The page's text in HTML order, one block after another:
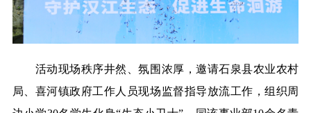
活动现场秩序井然、氛围浓厚，邀请石泉县农业农村
局、喜河镇政府工作人员现场监督指导放流工作，组织周